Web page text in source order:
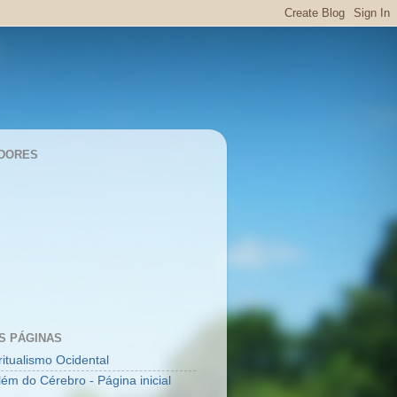
PÁGINAS
Ocidental
do Cérebro - Página inicial